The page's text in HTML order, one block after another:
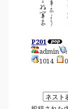
P201
admin
1014